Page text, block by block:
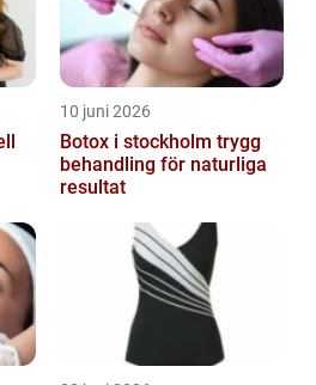
10 juni 2026
Botox i stockholm trygg
behandling för naturliga
resultat